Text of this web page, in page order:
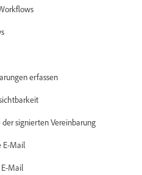
erfassen
signierten Vereinbarung
E-Mail
E-Mail